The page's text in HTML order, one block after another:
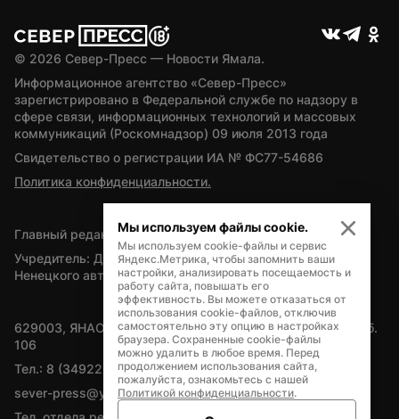
© 2026 Север-Пресс — Новости Ямала.
Информационное агентство «Север-Пресс»
зарегистрировано в Федеральной службе по надзору в
сфере связи, информационных технологий и массовых
коммуникаций (Роскомнадзор) 09 июля 2013 года
Свидетельство о регистрации ИА № ФС77-54686
Политика конфиденциальности.
Главный редактор — А.Л. Поздеев
Учредитель: Департамент внутренней политики Ямало-
Ненецкого автономного округа
629003, ЯНАО, Салехард, мкр. Богдана Кнунянца, д.1, каб.
106
Тел.: 8 (34922) 71262
sever-press@yamal-media.ru
Мы используем файлы cookie.
Мы используем cookie-файлы и сервис
Яндекс.Метрика, чтобы запомнить ваши
настройки, анализировать посещаемость и
работу сайта, повышать его
эффективность. Вы можете отказаться от
использования cookie-файлов, отключив
самостоятельно эту опцию в настройках
браузера. Сохраненные cookie-файлы
можно удалить в любое время. Перед
продолжением использования сайта,
пожалуйста, ознакомьтесь с нашей
Политикой конфиденциальности.